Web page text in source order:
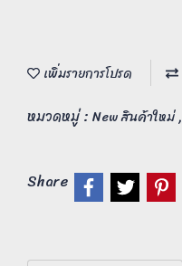
เพิ่มรายการโปรด
หมวดหมู่ : New สินค้าใหม่,
Share